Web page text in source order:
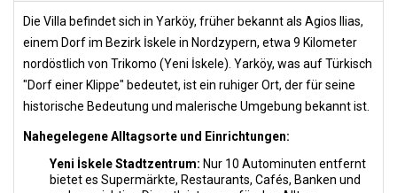
Die Villa befindet sich in Yarköy, früher bekannt als Agios Ilias,
einem Dorf im Bezirk İskele in Nordzypern, etwa 9 Kilometer
nordöstlich von Trikomo (Yeni İskele). Yarköy, was auf Türkisch
"Dorf einer Klippe" bedeutet, ist ein ruhiger Ort, der für seine
historische Bedeutung und malerische Umgebung bekannt ist.
Nahegelegene Alltagsorte und Einrichtungen:
Yeni İskele Stadtzentrum: Nur 10 Autominuten entfernt
bietet es Supermärkte, Restaurants, Cafés, Banken und